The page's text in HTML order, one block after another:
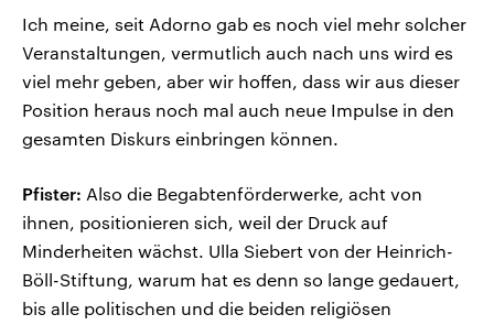
Ich meine, seit Adorno gab es noch viel mehr solcher
Veranstaltungen, vermutlich auch nach uns wird es
viel mehr geben, aber wir hoffen, dass wir aus dieser
Position heraus noch mal auch neue Impulse in den
gesamten Diskurs einbringen können.
Pfister: Also die Begabtenförderwerke, acht von
ihnen, positionieren sich, weil der Druck auf
Minderheiten wächst. Ulla Siebert von der Heinrich-
Böll-Stiftung, warum hat es denn so lange gedauert,
bis alle politischen und die beiden religiösen